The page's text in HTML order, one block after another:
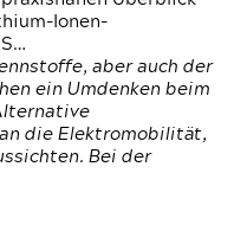
Ionen-
aber auch der
ein Umdenken beim
die Elektromobilität,
Bei der